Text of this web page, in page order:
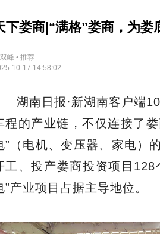
下娄商|“满格”娄商，为娄
峰 • 推荐
10-17 14:58:02
湖南日报 ·新湖南客户端
程的产业链，不仅连接了
”（电机、变压器、家电）
工、投产娄商投资项目
”产业项目占据主导地位。